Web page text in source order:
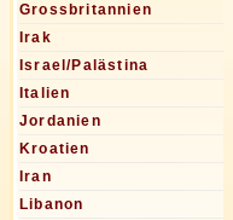
Grossbritannien
Irak
Israel/Palästina
Italien
Jordanien
Kroatien
Iran
Libanon